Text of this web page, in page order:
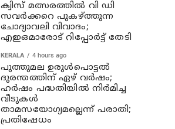
ക്വിസ് മത്സരത്തില്‍ വി ഡി
സവര്‍ക്കറെ പുകഴ്ത്തുന്ന
ചോദ്യാവലി വിവാദം;
എഇഒമാരോട് റിപ്പോര്‍ട്ട് തേടി
KERALA 4 hours ago
പുത്തുമല ഉരുള്‍പൊട്ടല്‍
ദുരന്തത്തിന് ഏഴ് വര്‍ഷം;
ഹര്‍ഷം പദ്ധതിയില്‍ നിര്‍മിച്ച
വീടുകള്‍
താമസയോഗ്യമല്ലെന്ന് പരാതി;
പ്രതിഷേധം